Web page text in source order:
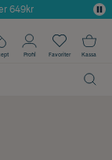
649kr
Profil Favoriter Kassa